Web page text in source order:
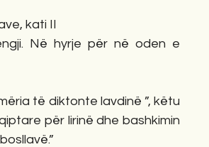
kati II
Në hyrje për në oden e
të diktonte lavdinë ”, këtu
për lirinë dhe bashkimin